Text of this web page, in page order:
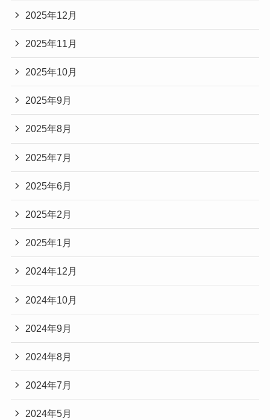
2025年12月
2025年11月
2025年10月
2025年9月
2025年8月
2025年7月
2025年6月
2025年2月
2025年1月
2024年12月
2024年10月
2024年9月
2024年8月
2024年7月
2024年5月